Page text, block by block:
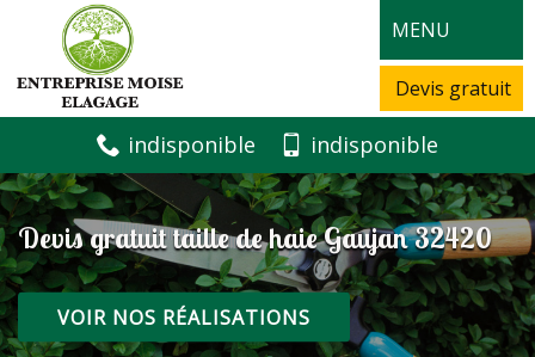
MENU
Devis gratuit
indisponible indisponible
Devis gratuit taille de haie Gaujan 32420
VOIR NOS RÉALISATIONS